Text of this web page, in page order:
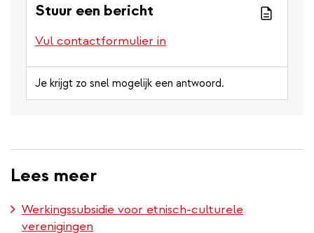
Stuur een bericht
Vul contactformulier in
Je krijgt zo snel mogelijk een antwoord.
Lees meer
Werkingssubsidie voor etnisch-culturele
verenigingen